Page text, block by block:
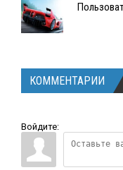
КОММЕНТАРИИ
Войдите: